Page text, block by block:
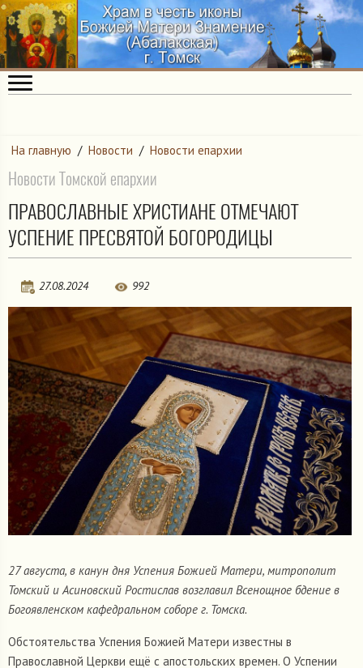
На главную / Новости / Новости епархии
Новости Томской епархии
ПРАВОСЛАВНЫЕ ХРИСТИАНЕ ОТМЕЧАЮТ
УСПЕНИЕ ПРЕСВЯТОЙ БОГОРОДИЦЫ
27.08.2024 992
27 августа, в канун дня Успения Божией Матери, митрополит
Томский и Асиновский Ростислав возглавил Всенощное бдение в
Богоявленском кафедральном соборе г. Томска.
Обстоятельства Успения Божией Матери известны в
Православной Церкви ещё с апостольских времен. О Успении